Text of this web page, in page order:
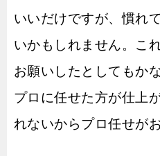
いいだけですが、慣れ
いかもしれません。こ
お願いしたとしてもか
プロに任せた方が仕上
れないからプロ任せが